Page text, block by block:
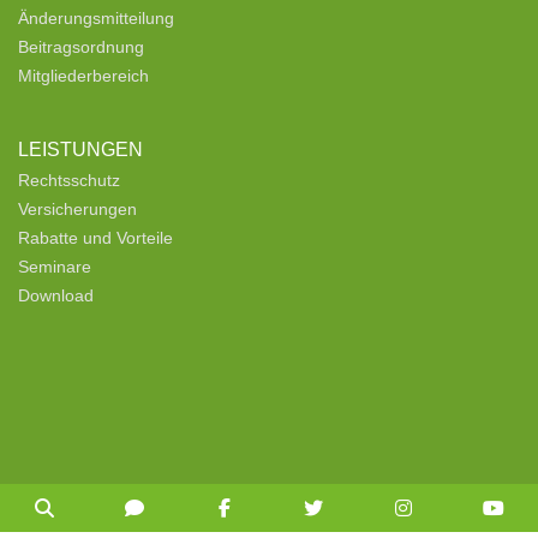
Änderungsmitteilung
Beitragsordnung
Mitgliederbereich
LEISTUNGEN
Rechtsschutz
Versicherungen
Rabatte und Vorteile
Seminare
Download